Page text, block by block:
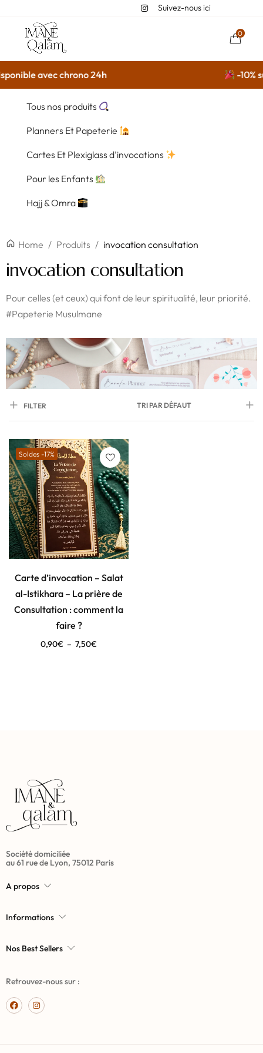
Suivez-nous ici
0
avec chrono 24h -10%
Tous nos produits
Planners Et Papeterie
Cartes Et Plexiglass d’invocations
Pour les Enfants
Hajj & Omra
Home / Produits / invocation consultation
invocation consultation
Pour celles (et ceux) qui font de leur spiritualité, leur priorité.
#Papeterie Musulmane
FILTER TRI PAR DÉFAUT
Soldes -17%
Carte d’invocation – Salat
al-Istikhara – La prière de
Consultation : comment la
faire ?
0,90€ – 7,50€
Société domiciliée
au 61 rue de Lyon, 75012 Paris
A propos
Informations
Nos Best Sellers
Retrouvez-nous sur :